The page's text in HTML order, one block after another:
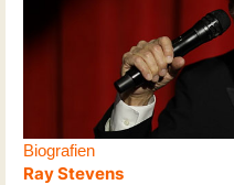
Biografien
Ray Stevens